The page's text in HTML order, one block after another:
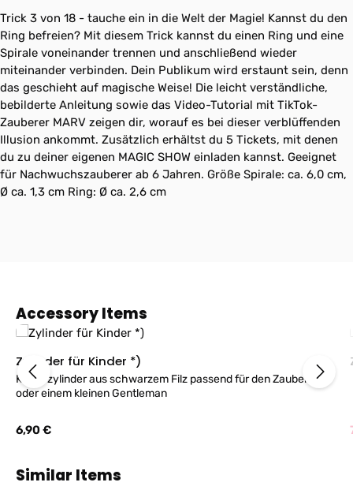
Trick 3 von 18 - tauche ein in die Welt der Magie! Kannst du den
Ring befreien? Mit diesem Trick kannst du einen Ring und eine
Spirale voneinander trennen und anschließend wieder
miteinander verbinden. Dein Publikum wird erstaunt sein, denn
das geschieht auf magische Weise! Die leicht verständliche,
bebilderte Anleitung sowie das Video-Tutorial mit TikTok-
Zauberer MARV zeigen dir, worauf es bei dieser verblüffenden
Illusion ankommt. Zusätzlich erhältst du 5 Tickets, mit denen
du zu deiner eigenen MAGIC SHOW einladen kannst. Geeignet
für Nachwuchszauberer ab 6 Jahren. Größe Spirale: ca. 6,0 cm,
Ø ca. 1,3 cm Ring: Ø ca. 2,6 cm
Produktgalerie überspringen
Accessory Items
Zylinder für Kinder *)
Kinderzylinder aus schwarzem Filz passend für den Zauberer
oder einem kleinen Gentleman
Regulärer Preis:
6,90 €
Produktgalerie überspringen
Similar Items